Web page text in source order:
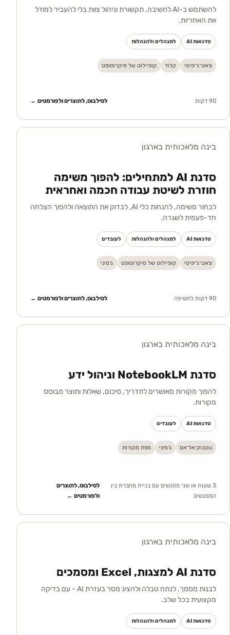
להשתמש ב-AI לחשיבה, תקשורת וניהול צוות בלי להעביר למודל
את האחריות.
סדנאות AI למנהלים ולהנהלות
צ׳אט־ג׳יפיטי קלוד קופיילוט של מיקרוסופט
90 דקות לסילבוס, לתוצרים ולפורמטים ←
בינה מלאכותית בארגון
סדנת AI למתחילים: להפוך משימה
חוזרת לשיטת עבודה חכמה ואחראית
לבחור משימה, להנחות כלי AI, לבדוק את התוצאה ולהפוך הצלחה
חד-פעמית לשגרה.
סדנאות AI למנהלים ולהנהלות לעובדים
צ׳אט־ג׳יפיטי קופיילוט של מיקרוסופט ג׳מיני
90 דקות לחשיפה לסילבוס, לתוצרים ולפורמטים ←
בינה מלאכותית בארגון
סדנת NotebookLM וניהול ידע
להפוך מקורות מאושרים לתדריך, סיכום, שאלות ותוצר מבוסס
מקורות.
סדנאות AI לעובדים
נוטבוק־אל־אם ג׳מיני מפת מקורות
3 שעות או שני מפגשים עם בניית מחברת בין
המפגשים
לסילבוס, לתוצרים
ולפורמטים ←
בינה מלאכותית בארגון
סדנת AI למצגות, Excel ומסמכים
לבנות מסמך, לנתח טבלה ולהציג מסר בעזרת AI - עם בדיקה
מקצועית בכל שלב.
סדנאות AI למנהלים ולהנהלות